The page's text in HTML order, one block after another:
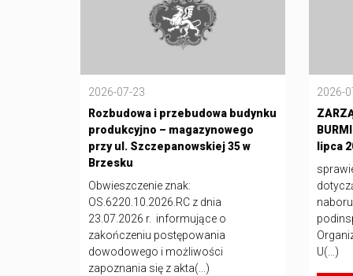
2026-07-23
Rozbudowa i przebudowa budynku
produkcyjno – magazynowego
przy ul. Szczepanowskiej 35 w
Brzesku
Obwieszczenie znak:
OS.6220.10.2026.RC z dnia
23.07.2026 r. informujące o
zakończeniu postępowania
dowodowego i możliwości
zapoznania się z akta(...)
2026-
lipca
U(...)